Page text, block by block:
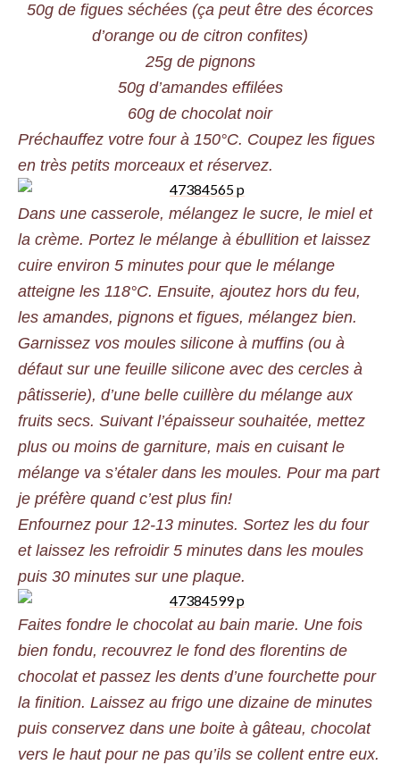
50g de figues séchées (ça peut être des écorces
d’orange ou de citron confites)
25g de pignons
50g d’amandes effilées
60g de chocolat noir
Préchauffez votre four à 150°C. Coupez les figues
en très petits morceaux et réservez.
Dans une casserole, mélangez le sucre, le miel et
la crème. Portez le mélange à ébullition et laissez
cuire environ 5 minutes pour que le mélange
atteigne les 118°C. Ensuite, ajoutez hors du feu,
les amandes, pignons et figues, mélangez bien.
Garnissez vos moules silicone à muffins (ou à
défaut sur une feuille silicone avec des cercles à
pâtisserie), d’une belle cuillère du mélange aux
fruits secs. Suivant l’épaisseur souhaitée, mettez
plus ou moins de garniture, mais en cuisant le
mélange va s’étaler dans les moules. Pour ma part
je préfère quand c’est plus fin!
Enfournez pour 12-13 minutes. Sortez les du four
et laissez les refroidir 5 minutes dans les moules
puis 30 minutes sur une plaque.
Faites fondre le chocolat au bain marie. Une fois
bien fondu, recouvrez le fond des florentins de
chocolat et passez les dents d’une fourchette pour
la finition. Laissez au frigo une dizaine de minutes
puis conservez dans une boite à gâteau, chocolat
vers le haut pour ne pas qu’ils se collent entre eux.